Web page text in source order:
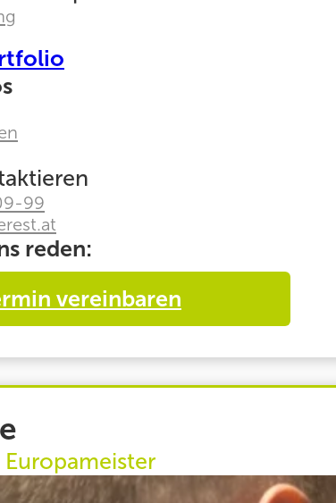
99
reden:
vereinbaren